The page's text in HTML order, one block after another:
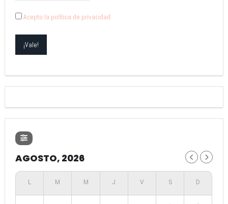
Acepto la política de privacidad
AGOSTO, 2026